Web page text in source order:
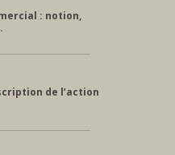
: notion,
de l’action